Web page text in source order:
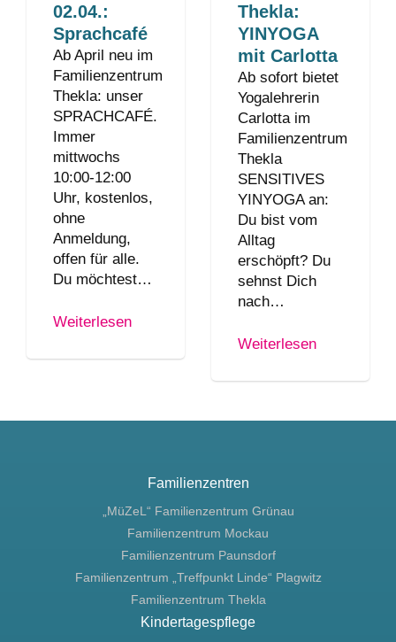
02.04.:
Sprachcafé
Ab April neu im
Familienzentrum
Thekla: unser
SPRACHCAFÉ.
Immer
mittwochs
10:00-12:00
Uhr, kostenlos,
ohne
Anmeldung,
offen für alle.
Du möchtest…
Weiterlesen
Thekla:
YINYOGA
mit Carlotta
Ab sofort bietet
Yogalehrerin
Carlotta im
Familienzentrum
Thekla
SENSITIVES
YINYOGA an:
Du bist vom
Alltag
erschöpft? Du
sehnst Dich
nach…
Weiterlesen
Familienzentren
„MüZeL“ Familienzentrum Grünau
Familienzentrum Mockau
Familienzentrum Paunsdorf
Familienzentrum „Treffpunkt Linde“ Plagwitz
Familienzentrum Thekla
Kindertagespflege